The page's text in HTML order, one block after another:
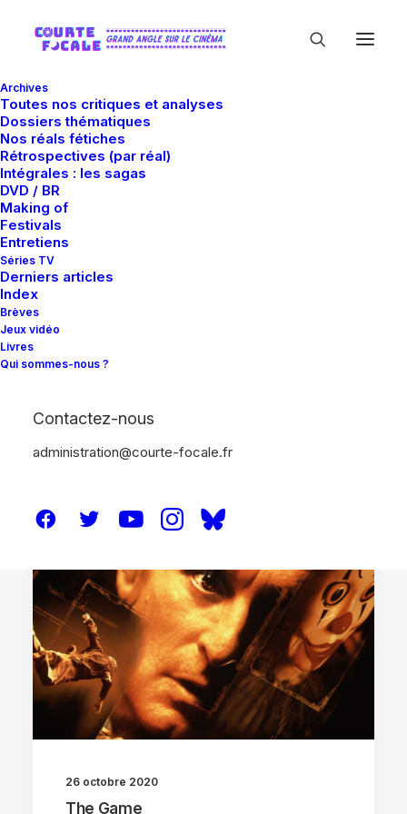
Archives
Toutes nos critiques et analyses
Dossiers thématiques
Nos réals fétiches
Rétrospectives (par réal)
Intégrales : les sagas
DVD / BR
Making of
Festivals
Entretiens
Séries TV
Derniers articles
Index
Brèves
Jeux vidéo
Livres
Qui sommes-nous ?
Contactez-nous
administration@courte-focale.fr
26 octobre 2020
The Game